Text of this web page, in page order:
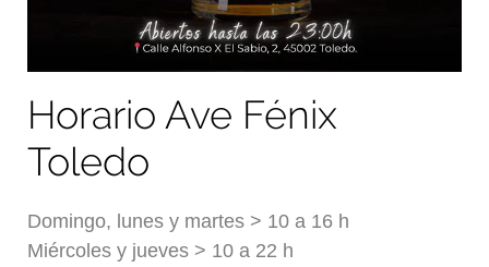
Horario Ave Fénix
Toledo
Domingo, lunes y martes > 10 a 16 h
Miércoles y jueves > 10 a 22 h